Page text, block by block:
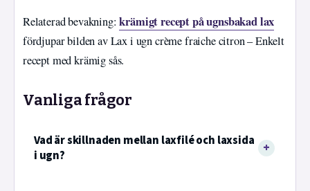
Relaterad bevakning:krämigt recept på ugnsbakad lax
fördjupar bilden av Lax i ugn crème fraiche citron – Enkelt
recept med krämig sås.
Vanliga frågor
Vad är skillnaden mellan laxfilé och laxsida
i ugn?